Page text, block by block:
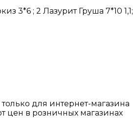
3*6 ; 2 Лазурит Груша 7*10 1,1;
для интернет-магазина
цен в розничных магазинах